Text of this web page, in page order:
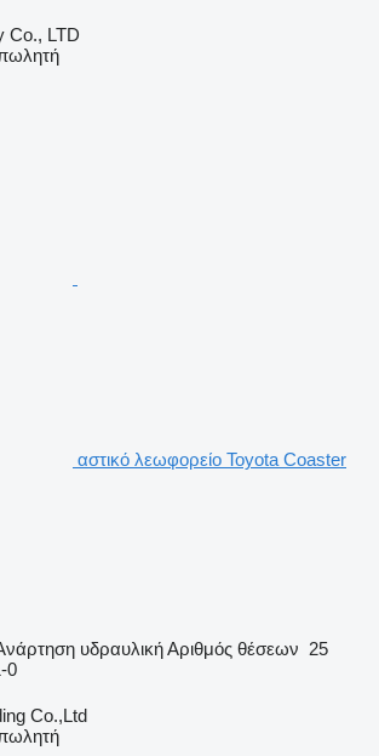
Co., LTD
αστικό λεωφορείο Toyota Coaster
υδραυλικήΑριθμός θέσεων 25
0
Co.,Ltd